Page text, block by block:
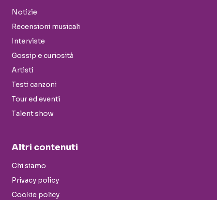
Notizie
Recensioni musicali
Interviste
Gossip e curiosità
Artisti
Testi canzoni
Tour ed eventi
Talent show
Altri contenuti
Chi siamo
Privacy policy
Cookie policy